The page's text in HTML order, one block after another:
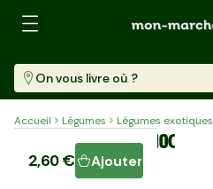
Recherche
On vous livre où ?
Accueil Légumes Légumes exotiques
Le Couscous de manioc
2,60 € Ajouter